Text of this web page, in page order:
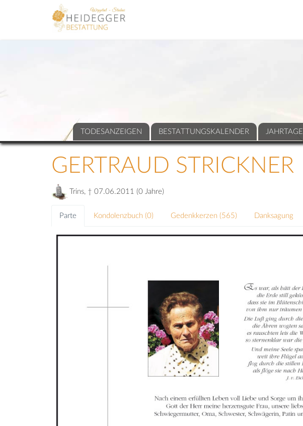
TODESANZEIGEN BESTATTUNGSKALENDER JAHRTAGE
GERTRAUD STRICKNER
Trins, † 07.06.2011 (0 Jahre)
Parte Kondolenzbuch (0) Gedenkkerzen (565) Danksagung